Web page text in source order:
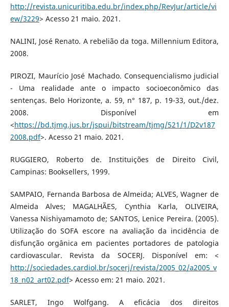
http://revista.unicuritiba.edu.br/index.php/RevJur/article/vi
ew/3229> Acesso 21 maio. 2021.
NALINI, José Renato. A rebelião da toga. Millennium Editora,
2008.
PIROZI, Maurício José Machado. Consequencialismo judicial
- Uma realidade ante o impacto socioeconômico das
sentenças. Belo Horizonte, a. 59, n° 187, p. 19-33, out./dez.
2008. Disponível em
<https://bd.tjmg.jus.br/jspui/bitstream/tjmg/521/1/D2v187
2008.pdf>. Acesso 21 maio. 2021.
RUGGIERO, Roberto de. Instituições de Direito Civil,
Campinas: Booksellers, 1999.
SAMPAIO, Fernanda Barbosa de Almeida; ALVES, Wagner de
Almeida Alves; MAGALHÃES, Cynthia Karla, OLIVEIRA,
Vanessa Nishiyamamoto de; SANTOS, Lenice Pereira. (2005).
Utilização do SOFA escore na avaliação da incidência de
disfunção orgânica em pacientes portadores de patologia
cardiovascular. Revista da SOCERJ. Disponível em: <
http://sociedades.cardiol.br/socerj/revista/2005_02/a2005_v
18_n02_art02.pdf> Acesso em: 21 maio. 2021.
SARLET, Ingo Wolfgang. A eficácia dos direitos